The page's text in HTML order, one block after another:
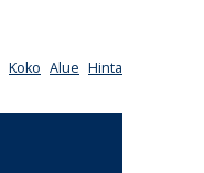
Koko Alue Hinta